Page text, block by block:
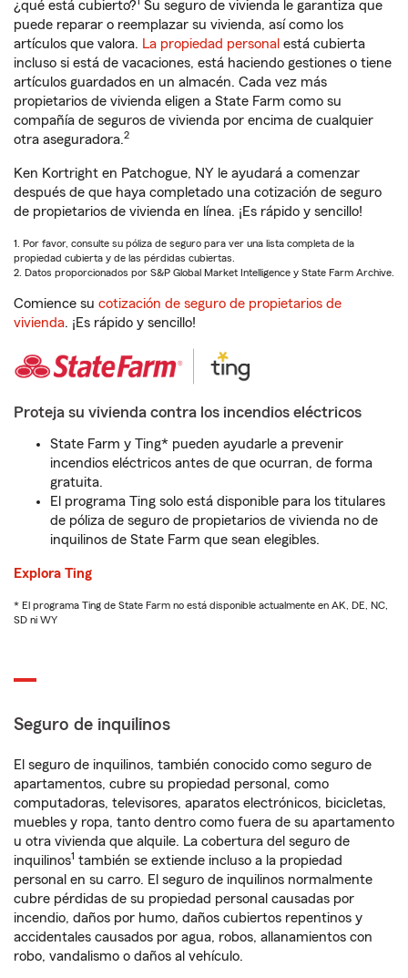
¿qué está cubierto? Su seguro de vivienda le garantiza que
puede reparar o reemplazar su vivienda, así como los
artículos que valora. La propiedad personal está cubierta
incluso si está de vacaciones, está haciendo gestiones o tiene
artículos guardados en un almacén. Cada vez más
propietarios de vivienda eligen a State Farm como su
compañía de seguros de vivienda por encima de cualquier
otra aseguradora.2
Ken Kortright en Patchogue, NY le ayudará a comenzar
después de que haya completado una cotización de seguro
de propietarios de vivienda en línea. ¡Es rápido y sencillo!
1. Por favor, consulte su póliza de seguro para ver una lista completa de la
propiedad cubierta y de las pérdidas cubiertas.
2. Datos proporcionados por S&P Global Market Intelligence y State Farm Archive.
Comience su cotización de seguro de propietarios de
vivienda. ¡Es rápido y sencillo!
Proteja su vivienda contra los incendios eléctricos
State Farm y Ting* pueden ayudarle a prevenir
incendios eléctricos antes de que ocurran, de forma
gratuita.
El programa Ting solo está disponible para los titulares
de póliza de seguro de propietarios de vivienda no de
inquilinos de State Farm que sean elegibles.
Explora Ting
* El programa Ting de State Farm no está disponible actualmente en AK, DE, NC,
SD ni WY
Seguro de inquilinos
El seguro de inquilinos, también conocido como seguro de
apartamentos, cubre su propiedad personal, como
computadoras, televisores, aparatos electrónicos, bicicletas,
muebles y ropa, tanto dentro como fuera de su apartamento
u otra vivienda que alquile. La cobertura del seguro de
inquilinos1 también se extiende incluso a la propiedad
personal en su carro. El seguro de inquilinos normalmente
cubre pérdidas de su propiedad personal causadas por
incendio, daños por humo, daños cubiertos repentinos y
accidentales causados por agua, robos, allanamientos con
robo, vandalismo o daños al vehículo.